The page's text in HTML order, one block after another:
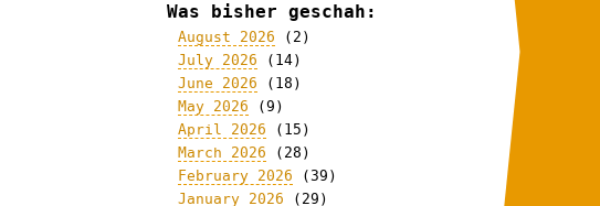
Was bisher geschah:
August 2026 (2)
July 2026 (14)
June 2026 (18)
May 2026 (9)
April 2026 (15)
March 2026 (28)
February 2026 (39)
January 2026 (29)